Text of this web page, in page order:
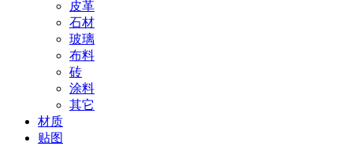
皮革
石材
玻璃
布料
砖
涂料
其它
材质
贴图